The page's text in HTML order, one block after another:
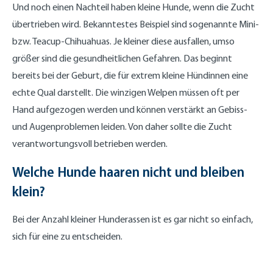
Und noch einen Nachteil haben kleine Hunde, wenn die Zucht
übertrieben wird. Bekanntestes Beispiel sind sogenannte Mini-
bzw. Teacup-Chihuahuas. Je kleiner diese ausfallen, umso
größer sind die gesundheitlichen Gefahren. Das beginnt
bereits bei der Geburt, die für extrem kleine Hündinnen eine
echte Qual darstellt. Die winzigen Welpen müssen oft per
Hand aufgezogen werden und können verstärkt an Gebiss-
und Augenproblemen leiden. Von daher sollte die Zucht
verantwortungsvoll betrieben werden.
Welche Hunde haaren nicht und bleiben
klein?
Bei der Anzahl kleiner Hunderassen ist es gar nicht so einfach,
sich für eine zu entscheiden.